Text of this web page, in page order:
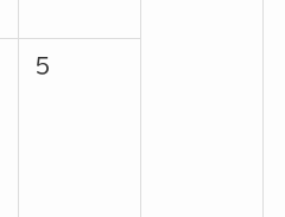
5